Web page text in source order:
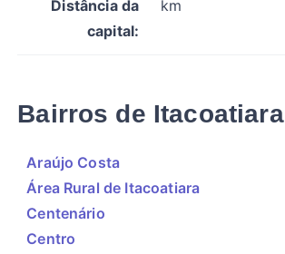
Distância da
capital:
km
Bairros de Itacoatiara
Araújo Costa
Área Rural de Itacoatiara
Centenário
Centro